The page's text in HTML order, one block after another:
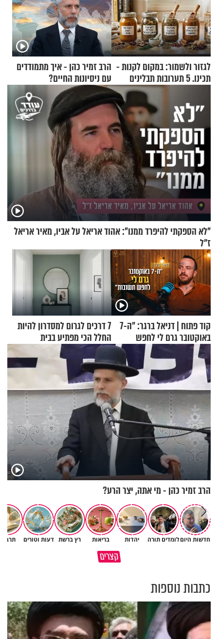
לגזור ולשמור: במקום לקנות -
תכינו. 5 תערובות תבלינים
שמתאימות להכל
הרב זמיר כהן - איך מתמודדים
עם ניסיונות החיים?
"לא הספקתי להיפרד ממנו": אהוד אריאל על אביו, מאיר אריאל
ז"ל
קוד פתוח | דניאל ברגר: "ה-7
באוקטובר גרם לי לחפש
תשובות"
7 דרכים לגרום למסדרון להיות
החלל הכי מפתיע בבית
הרב זמיר כהן - מי אתה, יצר הרע?
חדשות היוםלומדים תורה יהדות בריאות רץ ברשת דעות וטורים
קצריםמדוע האמונה נמשלה למלח?
גם ׳הרע׳ זה הרחמים של בורא
כתבות נוספות